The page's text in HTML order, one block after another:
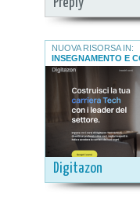
Digitazon
NUOVA RISORSA IN:
INSEGNAMENTO E